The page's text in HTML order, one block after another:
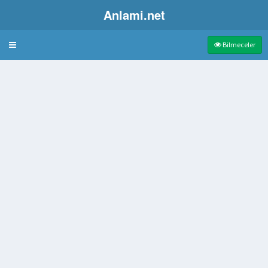
Anlami.net
Bulmaca Bilmeceler